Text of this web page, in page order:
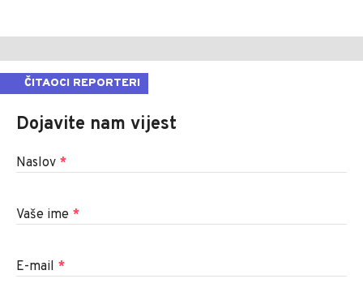
ČITAOCI REPORTERI
Dojavite nam vijest
Naslov *
Vaše ime *
E-mail *